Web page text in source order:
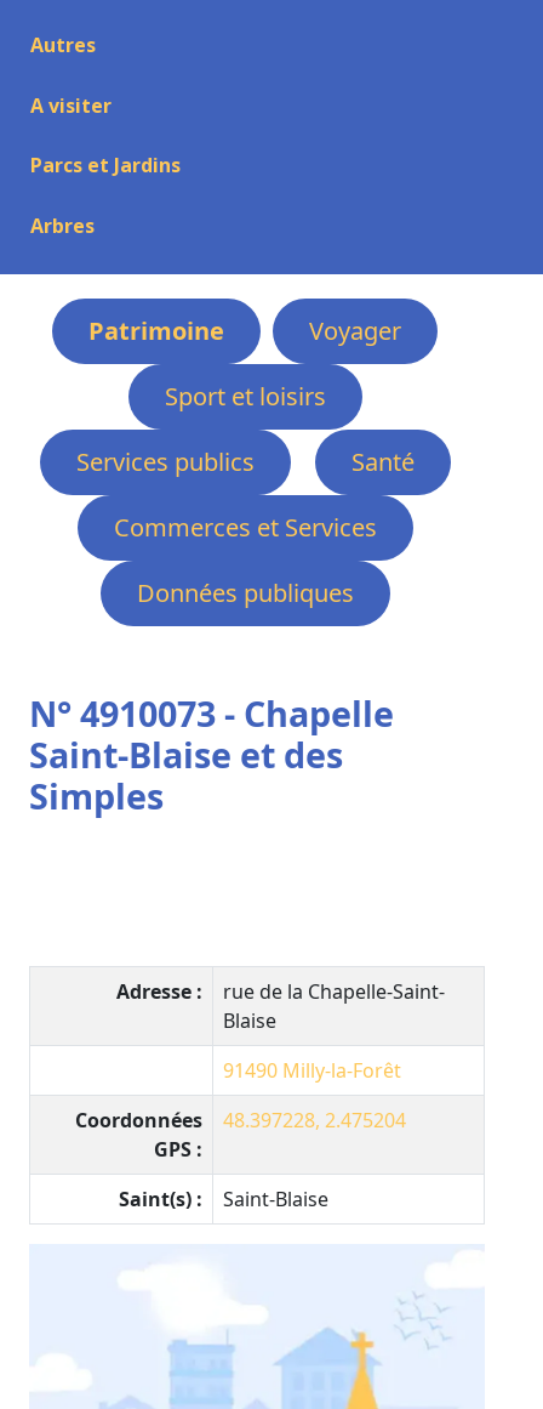
Autres
A visiter
Parcs et Jardins
Arbres
Patrimoine
Voyager
Sport et loisirs
Services publics
Santé
Commerces et Services
Données publiques
N° 4910073 - Chapelle
Saint-Blaise et des
Simples
Adresse :
rue de la Chapelle-Saint-
Blaise
91490 Milly-la-Forêt
Coordonnées
GPS :
48.397228, 2.475204
Saint(s) : Saint-Blaise